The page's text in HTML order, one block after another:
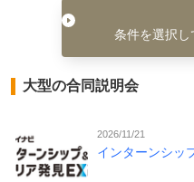
条件を選択し
大型の合同説明会
2026/11/21
インターンシッ